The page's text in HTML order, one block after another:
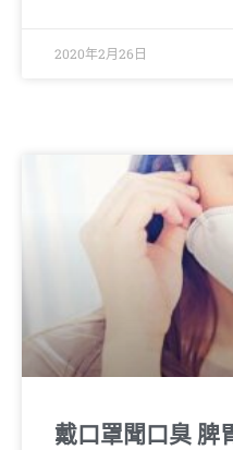
2020年2月26日
戴口罩聞口臭 脾